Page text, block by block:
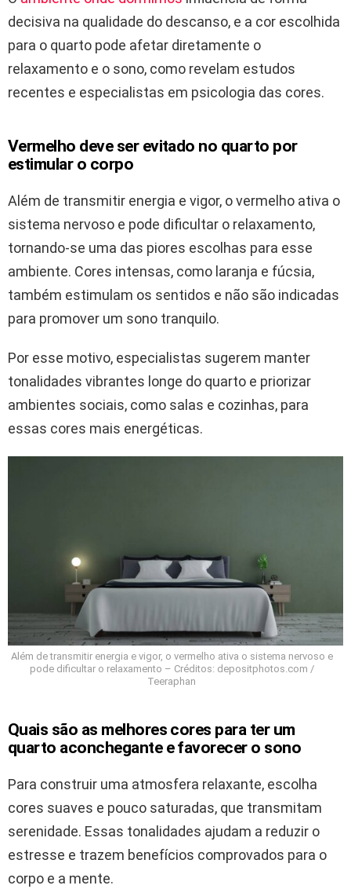
decisiva na qualidade do descanso, e a cor escolhida
para o quarto pode afetar diretamente o
relaxamento e o sono, como revelam estudos
recentes e especialistas em psicologia das cores.
Vermelho deve ser evitado no quarto por
estimular o corpo
Além de transmitir energia e vigor, o vermelho ativa o
sistema nervoso e pode dificultar o relaxamento,
tornando-se uma das piores escolhas para esse
ambiente. Cores intensas, como laranja e fúcsia,
também estimulam os sentidos e não são indicadas
para promover um sono tranquilo.
Por esse motivo, especialistas sugerem manter
tonalidades vibrantes longe do quarto e priorizar
ambientes sociais, como salas e cozinhas, para
essas cores mais energéticas.
Além de transmitir energia e vigor, o vermelho ativa o sistema nervoso e
pode dificultar o relaxamento – Créditos: depositphotos.com /
Teeraphan
Quais são as melhores cores para ter um
quarto aconchegante e favorecer o sono
Para construir uma atmosfera relaxante, escolha
cores suaves e pouco saturadas, que transmitam
serenidade. Essas tonalidades ajudam a reduzir o
estresse e trazem benefícios comprovados para o
corpo e a mente.